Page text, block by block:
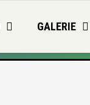
GALERIE